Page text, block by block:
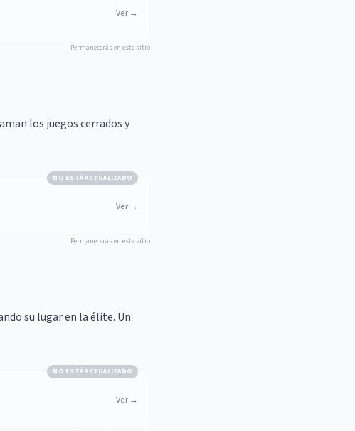
Ver →
Permanecerás en este sitio
los juegos cerrados y
NO ESTÁ ACTUALIZADO
Ver →
Permanecerás en este sitio
su lugar en la élite. Un
NO ESTÁ ACTUALIZADO
Ver →